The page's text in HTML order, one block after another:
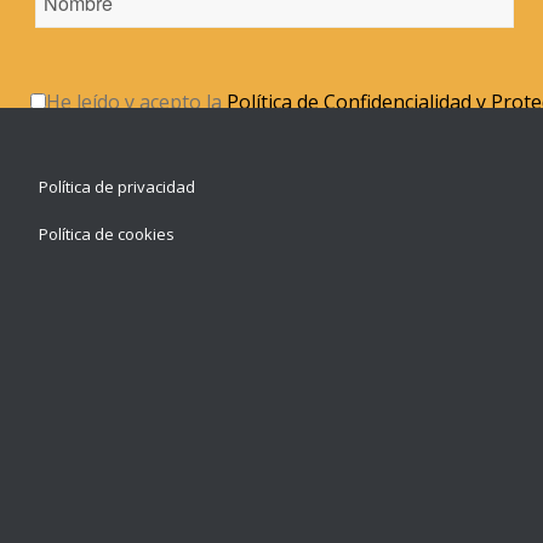
He leído y acepto laPolítica de Confidencialidad y
Política de privacidad
Política de cookies